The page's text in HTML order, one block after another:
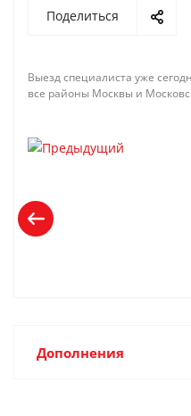
Поделиться
Выезд специалиста уже
все районы Москвы и
Дополнения